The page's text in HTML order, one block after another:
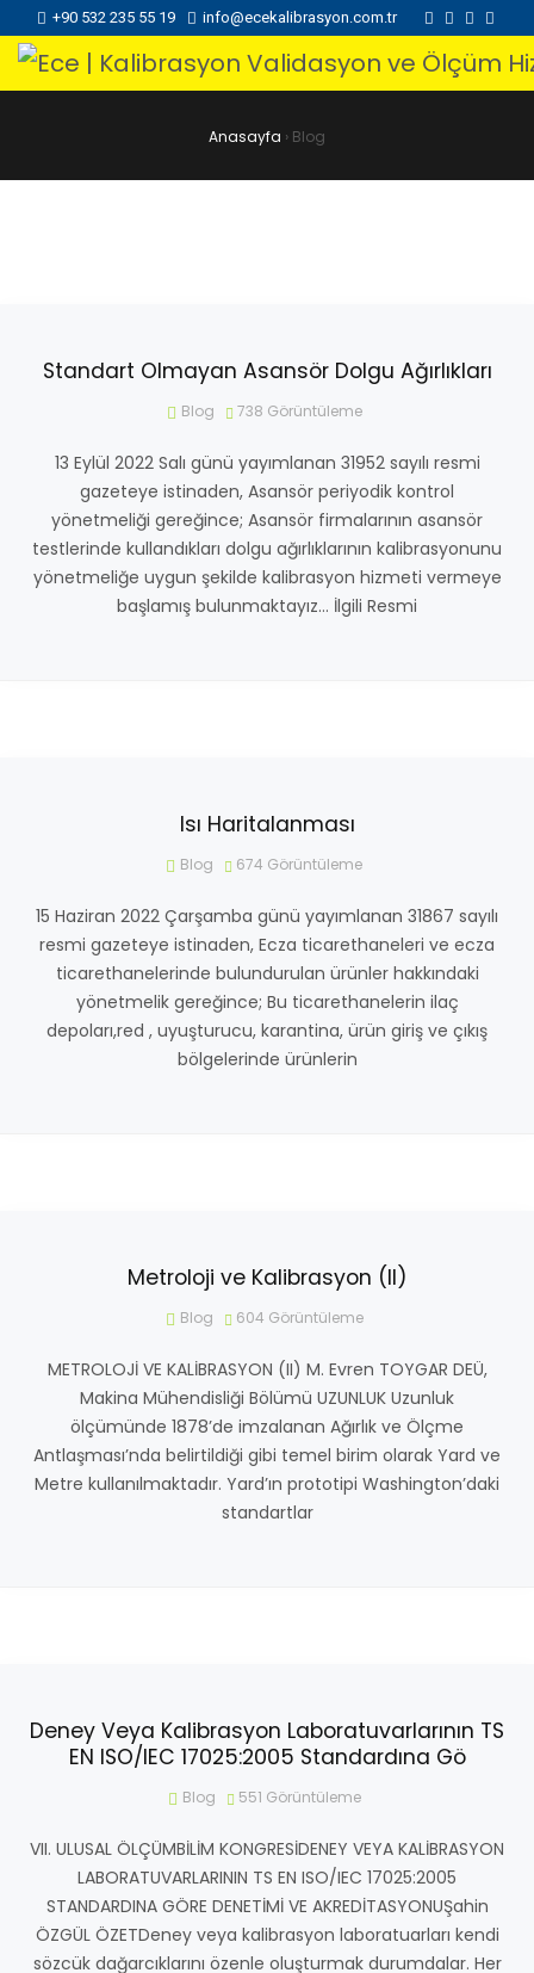
+90 532 235 55 19 info@ecekalibrasyon.com.tr
Anasayfa › Blog
Standart Olmayan Asansör Dolgu Ağırlıkları
Blog 738 Görüntüleme
13 Eylül 2022 Salı günü yayımlanan 31952 sayılı resmi
gazeteye istinaden, Asansör periyodik kontrol
yönetmeliği gereğince; Asansör firmalarının asansör
testlerinde kullandıkları dolgu ağırlıklarının kalibrasyonunu
yönetmeliğe uygun şekilde kalibrasyon hizmeti vermeye
başlamış bulunmaktayız… İlgili Resmi
Isı Haritalanması
Blog 674 Görüntüleme
15 Haziran 2022 Çarşamba günü yayımlanan 31867 sayılı
resmi gazeteye istinaden, Ecza ticarethaneleri ve ecza
ticarethanelerinde bulundurulan ürünler hakkındaki
yönetmelik gereğince; Bu ticarethanelerin ilaç
depoları,red , uyuşturucu, karantina, ürün giriş ve çıkış
bölgelerinde ürünlerin
Metroloji ve Kalibrasyon (II)
Blog 604 Görüntüleme
METROLOJİ VE KALİBRASYON (II) M. Evren TOYGAR DEÜ,
Makina Mühendisliği Bölümü UZUNLUK Uzunluk
ölçümünde 1878’de imzalanan Ağırlık ve Ölçme
Antlaşması’nda belirtildiği gibi temel birim olarak Yard ve
Metre kullanılmaktadır. Yard’ın prototipi Washington’daki
standartlar
Deney Veya Kalibrasyon Laboratuvarlarının TS
EN ISO/IEC 17025:2005 Standardına Gö
Blog 551 Görüntüleme
VII. ULUSAL ÖLÇÜMBİLİM KONGRESİDENEY VEYA KALİBRASYON
LABORATUVARLARININ TS EN ISO/IEC 17025:2005
STANDARDINA GÖRE DENETİMİ VE AKREDİTASYONUŞahin
ÖZGÜL ÖZETDeney veya kalibrasyon laboratuarları kendi
sözcük dağarcıklarını özenle oluşturmak durumdalar. Her